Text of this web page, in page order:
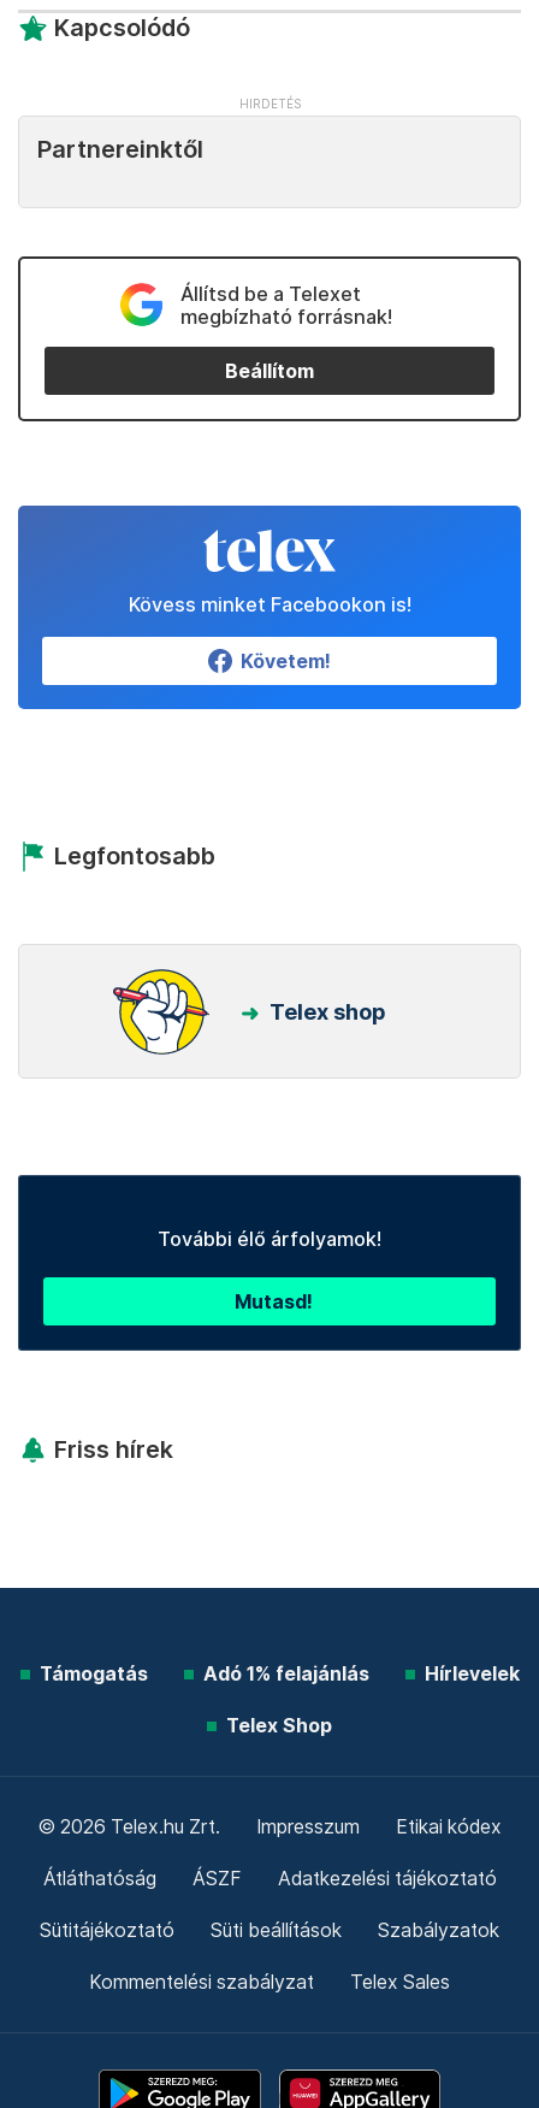
Kapcsolódó
Partnereinktől
Állítsd be a Telexet
megbízható forrásnak!
Beállítom
Kövess minket Facebookon is!
Követem!
Legfontosabb
Telex shop
További élő árfolyamok!
Mutasd!
Friss hírek
Támogatás Adó 1% felajánlás Hírlevelek
Telex Shop
© 2026 Telex.hu Zrt. Impresszum Etikai kódex
Átláthatóság ÁSZF Adatkezelési tájékoztató
Sütitájékoztató Süti beállítások Szabályzatok
Kommentelési szabályzat Telex Sales